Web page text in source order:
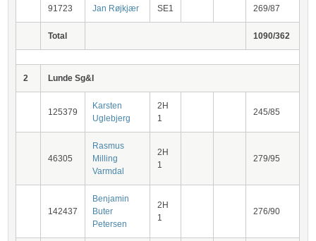
91723 Jan Røjkjær SE1 269/87
Total 1090/362
2 Lunde Sg&I
125379
Karsten
Uglebjerg
2H
1
245/85
46305
Rasmus
Milling
Varmdal
2H
1
279/95
142437
Benjamin
Buter
Petersen
2H
1
276/90